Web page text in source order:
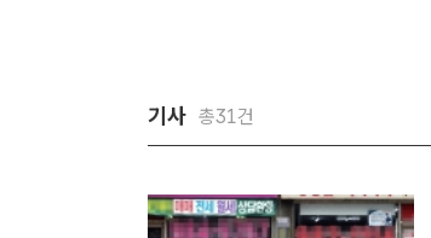
기사 총31건